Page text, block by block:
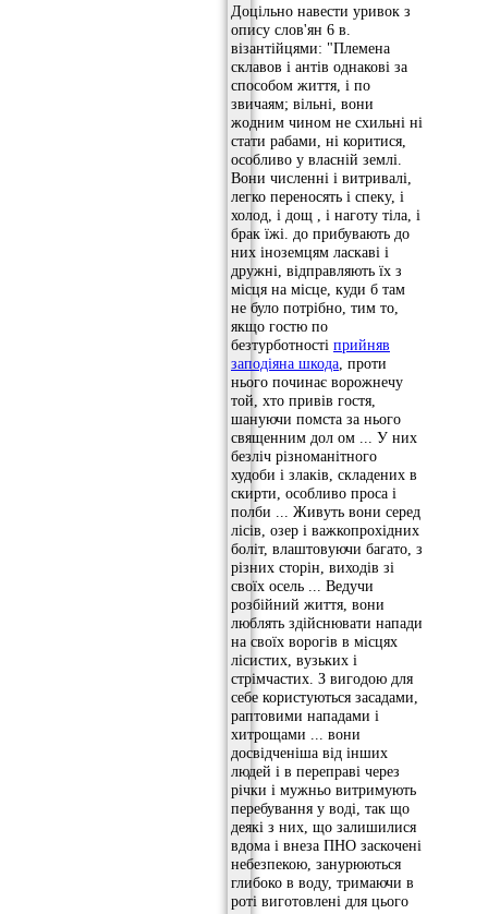
Доцільно навести уривок з
опису слов'ян 6 в.
візантійцями: "Племена
склавов і антів однакові за
способом життя, і по
звичаям; вільні, вони
жодним чином не схильні ні
стати рабами, ні коритися,
особливо у власній землі.
Вони численні і витривалі,
легко переносять і спеку, і
холод, і дощ , і наготу тіла, і
брак їжі. до прибувають до
них іноземцям ласкаві і
дружні, відправляють їх з
місця на місце, куди б там
не було потрібно, тим то,
якщо гостю по
безтурботності прийняв
заподіяна шкода , проти
нього починає ворожнечу
той, хто привів гостя,
шануючи помста за нього
священним дол ом ... У них
безліч різноманітного
худоби і злаків, складених в
скирти, особливо проса і
полби ... Живуть вони серед
лісів, озер і важкопрохідних
боліт, влаштовуючи багато, з
різних сторін, виходів зі
своїх осель ... Ведучи
розбійний життя, вони
люблять здійснювати напади
на своїх ворогів в місцях
лісистих, вузьких і
стрімчастих. З вигодою для
себе користуються засадами,
раптовими нападами і
хитрощами ... вони
досвідченіша від інших
людей і в переправі через
річки і мужньо витримують
перебування у воді, так що
деякі з них, що залишилися
вдома і внеза ПНО заскочені
небезпекою, занурюються
глибоко в воду, тримаючи в
роті виготовлені для цього